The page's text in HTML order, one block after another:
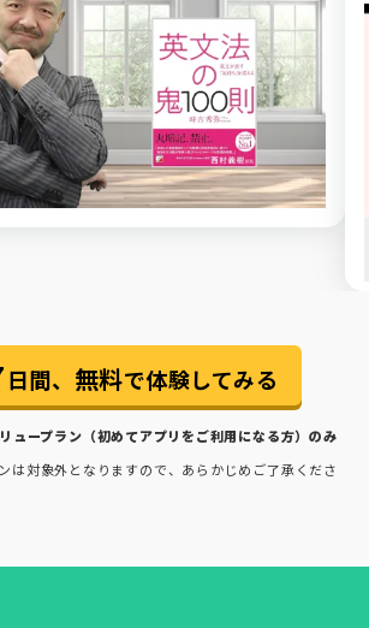
日間、 無料で体験してみる
ュープラン（初めてアプリをご利用になる方）のみ
は対象外となりますので、あらかじめご了承くださ